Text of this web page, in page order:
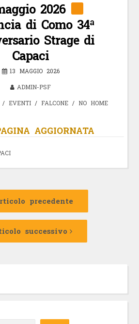
2026
di Como 34ª
Strage di
Capaci
13 MAGGIO 2026
ADMIN-PSF
/ EVENTI / FALCONE / NO HOME
AGGIORNATA
precedente
Articolo
successivo
Articolo